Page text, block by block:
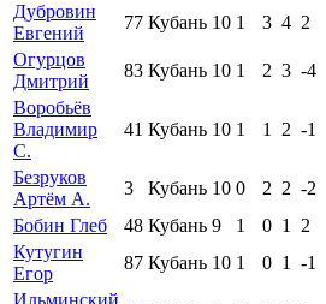
Дубровин
Евгений
77 Кубань 10 1 3 4 2
Огурцов
Дмитрий
83 Кубань 10 1 2 3 -4
Воробьёв
Владимир
С.
41 Кубань 10 1 1 2 -1
Безруков
Артём А.
3 Кубань 10 0 2 2 -2
Бобин Глеб
48 Кубань 9 1 0 1 2
Кутугин
Егор
87 Кубань 10 1 0 1 -1